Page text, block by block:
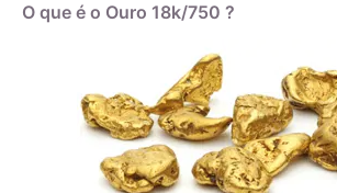
O que é o Ouro 18k/750 ?